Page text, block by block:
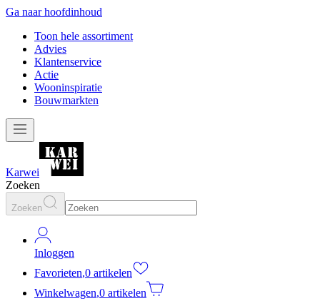
Ga naar hoofdinhoud
Toon hele assortiment
Advies
Klantenservice
Actie
Wooninspiratie
Bouwmarkten
Karwei
Zoeken
Zoeken
Inloggen
Favorieten,0 artikelen
Winkelwagen,0 artikelen